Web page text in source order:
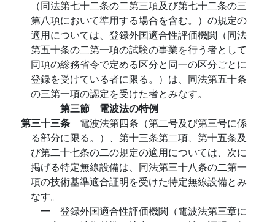
（同法第七十二条の二第三項及び第七十二条の三
第八項において準用する場合を含む。）の規定の
適用については、登録外国適合性評価機関（同法
第五十条の二第一項の試験の事業を行う者として
同項の総務省令で定める区分と同一の区分ごとに
登録を受けている者に限る。）は、同法第五十条
の三第一項の認定を受けた者とみなす。
第三節 電波法の特例
第三十三条 電波法第四条（第二号及び第三号に係
る部分に限る。）、第十三条第二項、第十五条及
び第二十七条の二の規定の適用については、次に
掲げる特定無線設備は、同法第三十八条の二第一
項の技術基準適合証明を受けた特定無線設備とみ
なす。
一 登録外国適合性評価機関（電波法第三章に